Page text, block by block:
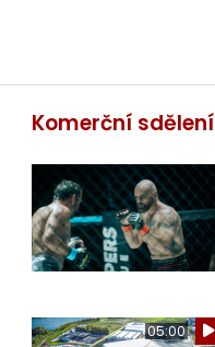
Komerční sdělení
05:00